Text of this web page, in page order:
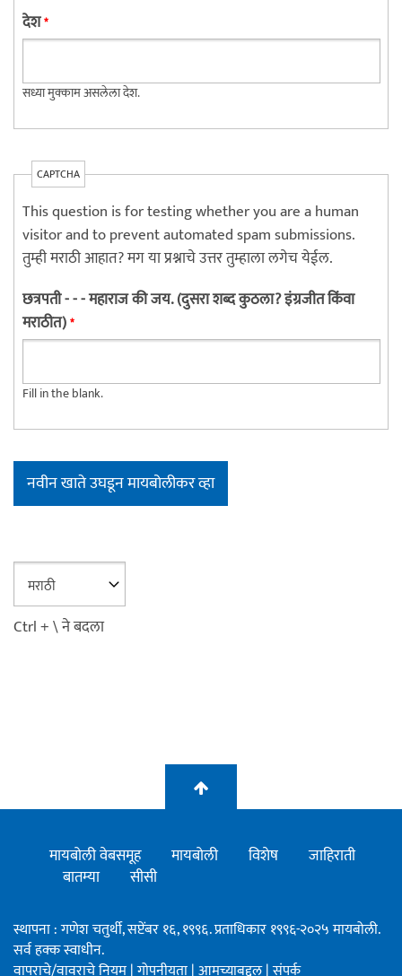
देश*
सध्या मुक्काम असलेला देश.
CAPTCHA
This question is for testing whether you are a human
visitor and to prevent automated spam submissions.
तुम्ही मराठी आहात? मग या प्रश्नाचे उत्तर तुम्हाला लगेच येईल.
छत्रपती - - - महाराज की जय. (दुसरा शब्द कुठला? इंग्रजीत किंवा
मराठीत)*
Fill in the blank.
Ctrl + \ ने बदला
मायबोली वेबसमूह मायबोली विशेष
जाहिराती
बातम्या
सीसी
स्थापना : गणेश चतुर्थी, सप्टेंबर १६, १९९६. प्रताधिकार १९९६-२०२५ मायबोली.
सर्व हक्क स्वाधीन.
वापराचे/वावराचे नियम|गोपनीयता|आमच्याबद्दल|संपर्क